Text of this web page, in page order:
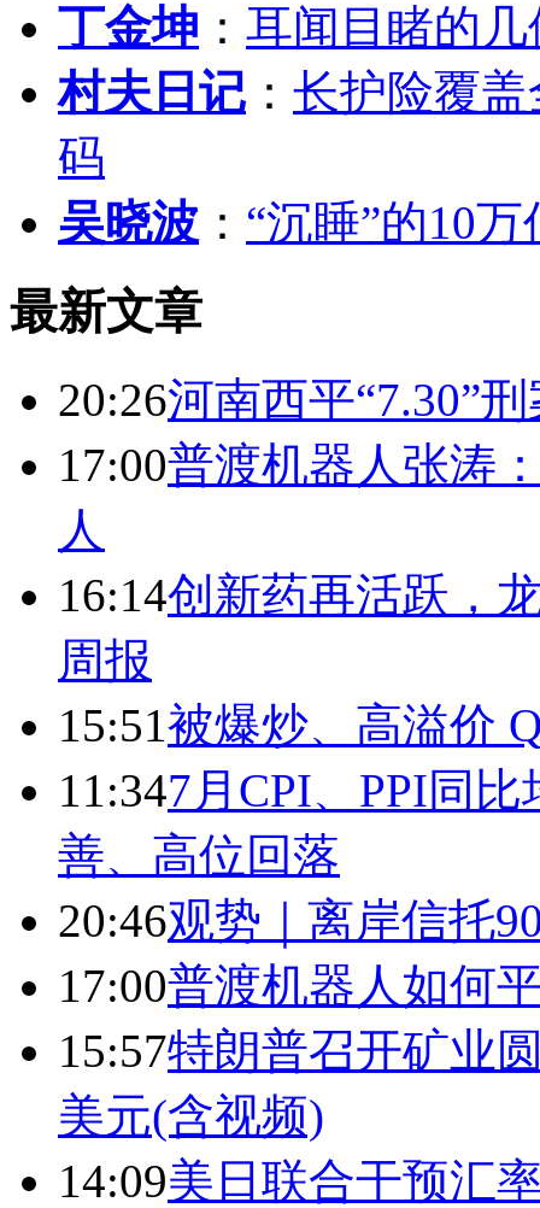
丁金坤 ： 耳闻目睹的
村夫日记 ： 长护险覆
码
吴晓波 ： “沉睡”的10
最新文章
20:26河南西平“7.30”
17:00普渡机器人张涛
人
16:14创新药再活跃，
周报
15:51被爆炒、高溢价
11:347月CPI、PPI同
善、高位回落
20:46观势｜离岸信托
17:00普渡机器人如何
15:57特朗普召开矿业
美元(含视频)
14:09美日联合干预汇